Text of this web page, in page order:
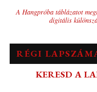
A Hangpróba táblázatot
digitális
RÉGI
KERESD A